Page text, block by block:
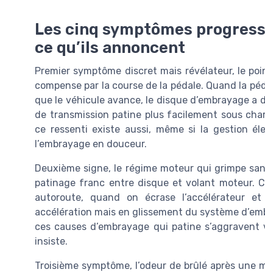
Les cinq symptômes
ce qu’ils annoncent
Premier symptôme discret mais révélateur, le
compense par la course de la pédale. Quand la
que le véhicule avance, le disque d’embrayage
de transmission patine plus facilement sous
ce ressenti existe aussi, même si la gestion
l’embrayage en douceur.
Deuxième signe, le régime moteur qui grimpe
patinage franc entre disque et volant moteur.
autoroute, quand on écrase l’accélérateur
accélération mais en glissement du système
ces causes d’embrayage qui patine
insiste.
Troisième symptôme, l’odeur de brûlé après